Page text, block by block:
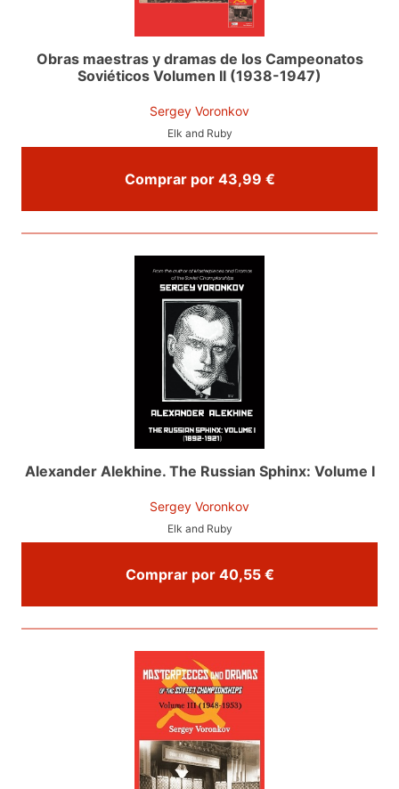
Obras maestras y dramas de los Campeonatos
Soviéticos Volumen II (1938-1947)
Sergey Voronkov
Elk and Ruby
Comprar por 43,99 €
Alexander Alekhine. The Russian Sphinx: Volume I
Sergey Voronkov
Elk and Ruby
Comprar por 40,55 €